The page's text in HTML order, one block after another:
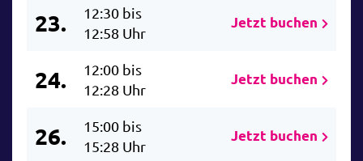
23.
12:30 bis
12:58 Uhr
Jetzt buchen
24.
12:00 bis
12:28 Uhr
Jetzt buchen
26.
15:00 bis
15:28 Uhr
Jetzt buchen